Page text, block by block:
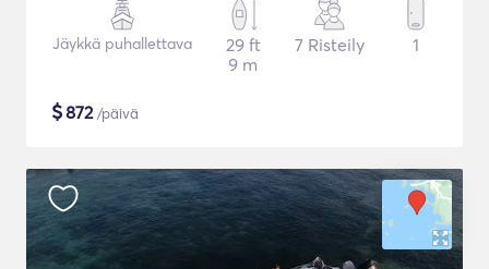
Jäykkä puhallettava
29 ft
9 m
7 Risteily 1
$872/päivä